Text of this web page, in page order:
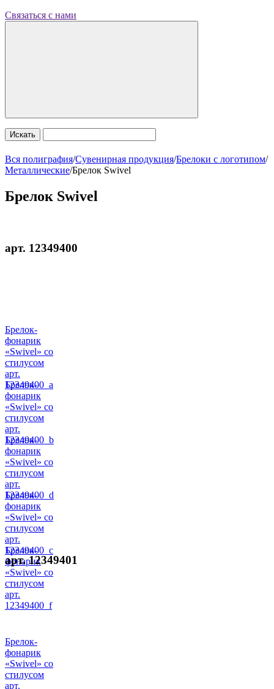
Связаться с нами
Искать
Вся полиграфия/Сувенирная продукция/Брелоки с логотипом/
Металлические/Брелок Swivel
Брелок Swivel
арт. 12349400
Брелок-
фонарик
«Swivel» со
стилусом
арт.
12349400_a
Брелок-
фонарик
«Swivel» со
стилусом
арт.
12349400_b
Брелок-
фонарик
«Swivel» со
стилусом
арт.
12349400_d
Брелок-
фонарик
«Swivel» со
стилусом
арт.
12349400_c
Брелок-
фонарик
«Swivel» со
стилусом
арт.
12349400_f
арт. 12349401
Брелок-
фонарик
«Swivel» со
стилусом
арт.